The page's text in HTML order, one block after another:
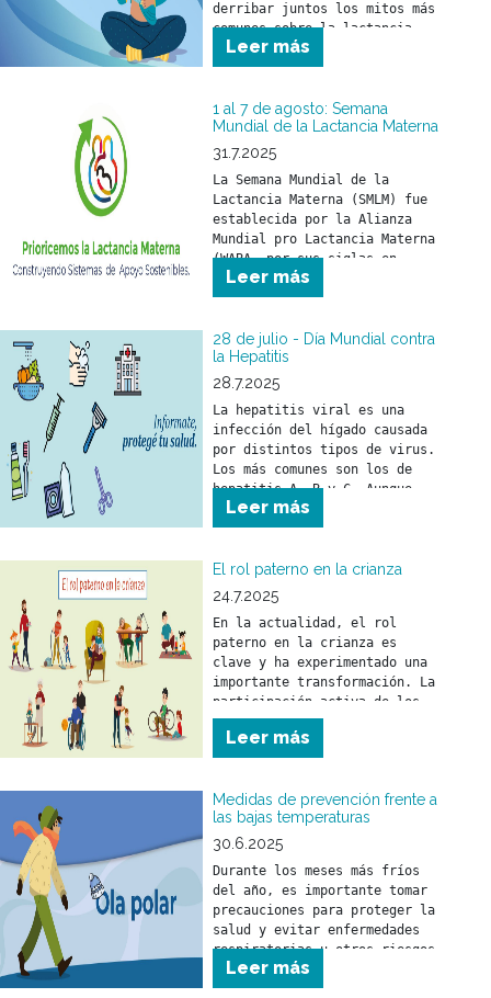
derribar juntos los mitos más
comunes sobre la lactancia.
Leer más
1 al 7 de agosto: Semana
Mundial de la Lactancia Materna
31.7.2025
La Semana Mundial de la
Lactancia Materna (SMLM) fue
establecida por la Alianza
Mundial pro Lactancia Materna
(WABA, por sus siglas en
inglés) y se celebra durante
los primeros días de agosto
Leer más
28 de julio - Día Mundial contra
la Hepatitis
28.7.2025
La hepatitis viral es una
infección del hígado causada
por distintos tipos de virus.
Los más comunes son los de
hepatitis A, B y C. Aunque
puede llegar a ser grave, es
prevenible y tratable gracias
efectivos.
Leer más
El rol paterno en la crianza
24.7.2025
En la actualidad, el rol
paterno en la crianza es
clave y ha experimentado una
importante transformación. La
participación activa de los
padres fortalece el vínculo
con sus hijos y tiene un
impacto positivo en su
social.
Leer más
Medidas de prevención frente a
las bajas temperaturas
30.6.2025
Durante los meses más fríos
del año, es importante tomar
precauciones para proteger la
salud y evitar enfermedades
respiratorias u otros riesgos
asociados al descenso de la
temperatura.
Leer más